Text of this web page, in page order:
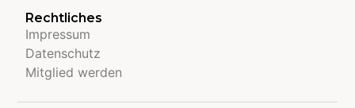
Rechtliches
Impressum
Datenschutz
Mitglied werden